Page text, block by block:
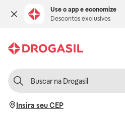
Use o app e economize
Descontos exclusivos
Insira seu CEP